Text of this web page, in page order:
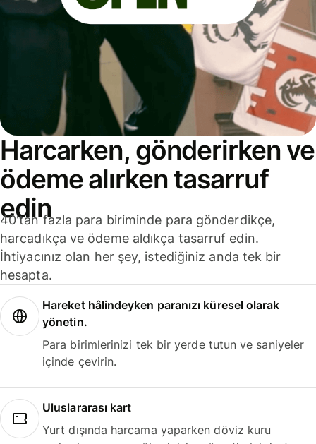
Harcarken, gönderirken ve
ödeme alırken tasarruf
edin
40'tan fazla para biriminde para gönderdikçe,
harcadıkça ve ödeme aldıkça tasarruf edin.
İhtiyacınız olan her şey, istediğiniz anda tek bir
hesapta.
Hareket hâlindeyken paranızı küresel olarak
yönetin.
Para birimlerinizi tek bir yerde tutun ve saniyeler
içinde çevirin.
Uluslararası kart
Yurt dışında harcama yaparken döviz kuru